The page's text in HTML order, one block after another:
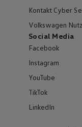
Kontakt Cyber
Volkswagen
Social Media
Facebook
Instagram
YouTube
TikTok
LinkedIn